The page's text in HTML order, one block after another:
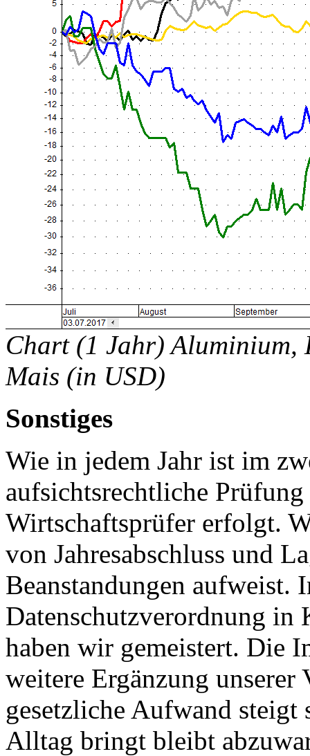
Chart (1 Jahr) Aluminium,
Mais (in USD)
Sonstiges
Wie in jedem Jahr ist im
aufsichtsrechtliche
Wirtschaftsprüfer erfolgt.
von Jahresabschluss und
Beanstandungen aufweist.
Datenschutzverordnung in
haben wir gemeistert. Die
weitere Ergänzung unserer
gesetzliche Aufwand
Alltag bringt bleibt